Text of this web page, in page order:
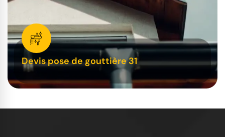
Devis pose de gouttière 31